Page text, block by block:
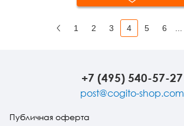
1 2 3 4 5 6
+7 (495) 540-57-27
post@cogito-shop.com
Публичная оферта